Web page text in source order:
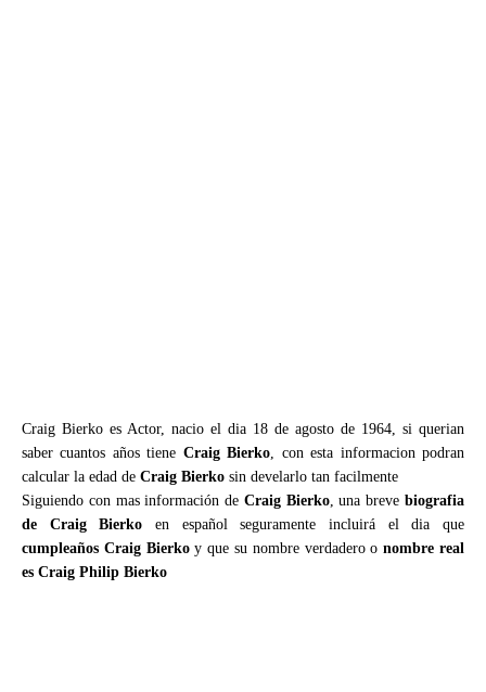
Craig Bierko es Actor, nacio el dia 18 de agosto de 1964, si querian
saber cuantos años tiene Craig Bierko, con esta informacion podran
calcular la edad de Craig Bierko sin develarlo tan facilmente
Siguiendo con mas información de Craig Bierko, una brevebiografia
de Craig Bierko en español seguramente incluirá el dia que
cumpleaños Craig Bierkoy que su nombre verdadero onombre real
es Craig Philip Bierko